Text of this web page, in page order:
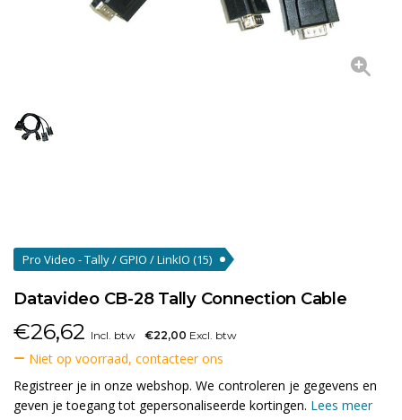
Pro Video - Tally / GPIO / LinkIO (15)
Datavideo CB-28 Tally Connection Cable
€26,62 Incl. btw €22,00 Excl. btw
Niet op voorraad, contacteer ons
Registreer je in onze webshop. We controleren je gegevens en
geven je toegang tot gepersonaliseerde kortingen. Lees meer